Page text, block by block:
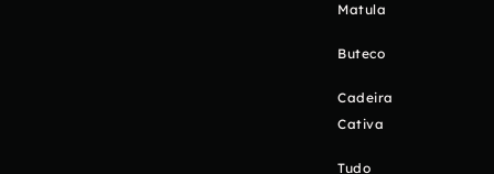
Matula
Buteco
Cadeira
Cativa
Tudo